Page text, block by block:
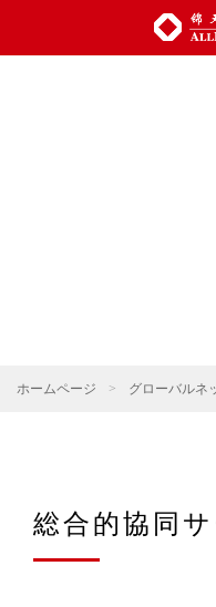
ホームページ > グローバルネ
総合的協同